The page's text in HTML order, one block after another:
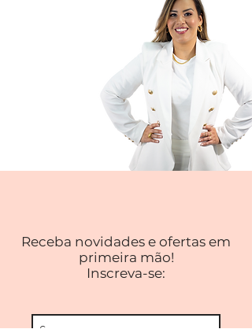
Receba novidades e ofertas em
primeira mão!
Inscreva-se: